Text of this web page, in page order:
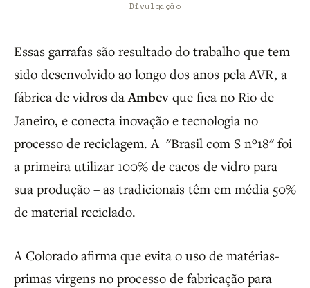
Divulgação
Essas garrafas são resultado do trabalho que tem
sido desenvolvido ao longo dos anos pela AVR, a
fábrica de vidros daAmbev que fica no Rio de
Janeiro, e conecta inovação e tecnologia no
processo de reciclagem. A "Brasil com S nº18" foi
a primeira utilizar 100% de cacos de vidro para
sua produção – as tradicionais têm em média 50%
de material reciclado.
A Colorado afirma que evita o uso de matérias-
primas virgens no processo de fabricação para